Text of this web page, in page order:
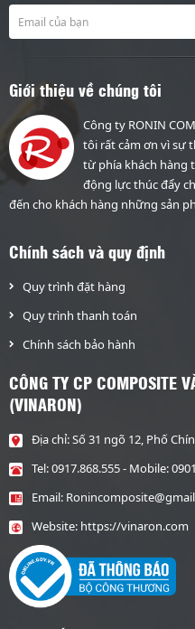
Giới thiệu về chúng tôi
Công ty RONIN
tôi rất cảm ơn vì sự
từ phía khách hàng
động lực thúc đẩy
đến cho khách hàng những sản
Chính sách và quy định
Quy trình đặt hàng
Quy trình thanh toán
Chính sách bảo hành
CÔNG TY CP COMPOSITE
(VINARON)
Địa chỉ: Số 31 ngõ 12, Phố
Tel:0917.868.555- Mobile:
Email:
Website: https://vinaron.com